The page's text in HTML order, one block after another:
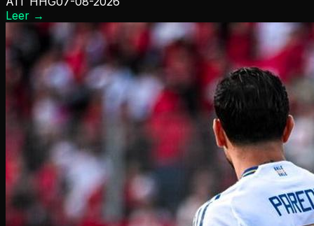
Leer →